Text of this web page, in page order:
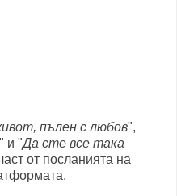
пълен с любов",
" и "Да сте все така
от посланията на